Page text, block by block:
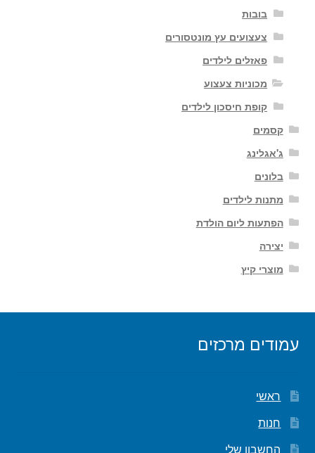
בובות
צעצועים עץ מונטסורים
פאזלים לילדים
מכוניות צעצוע
קופת חיסכון לילדים
קסמים
ג'אגלינג
בלונים
מתנות לילדים
הפתעות ליום הולדת
יצירה
מוצרי קיץ
עמודים מרכזים
ראשי
חנות
החשבון שלי